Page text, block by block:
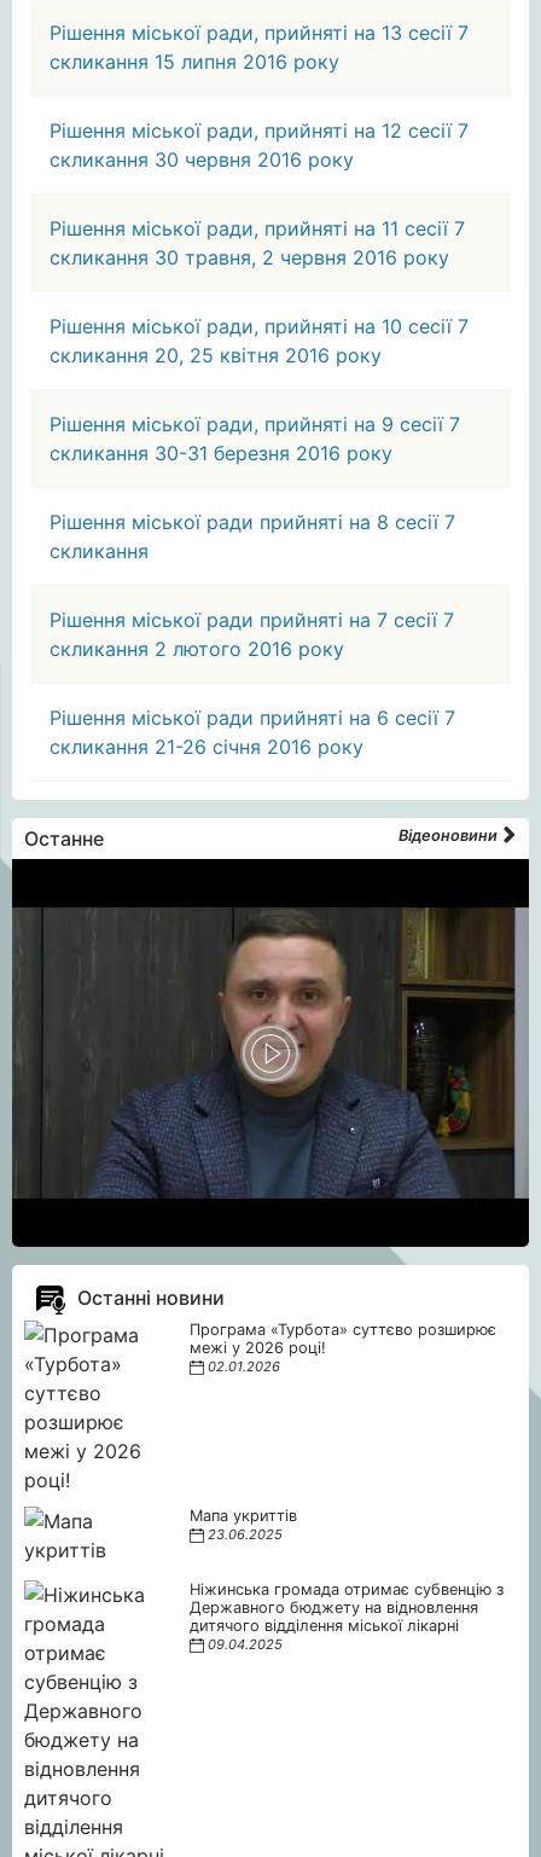
Рішення міської ради, прийняті на 13 сесії 7
скликання 15 липня 2016 року
Рішення міської ради, прийняті на 12 сесії 7
скликання 30 червня 2016 року
Рішення міської ради, прийняті на 11 сесії 7
скликання 30 травня, 2 червня 2016 року
Рішення міської ради, прийняті на 10 сесії 7
скликання 20, 25 квітня 2016 року
Рішення міської ради, прийняті на 9 сесії 7
скликання 30-31 березня 2016 року
Рішення міської ради прийняті на 8 сесії 7
скликання
Рішення міської ради прийняті на 7 сесії 7
скликання 2 лютого 2016 року
Рішення міської ради прийняті на 6 сесії 7
скликання 21-26 січня 2016 року
Останне Відеоновини
Останні новини
Програма «Турбота» суттєво розширює
межі у 2026 році!
02.01.2026
Мапа укриттів
23.06.2025
Ніжинська громада отримає субвенцію з
Державного бюджету на відновлення
дитячого відділення міської лікарні
09.04.2025